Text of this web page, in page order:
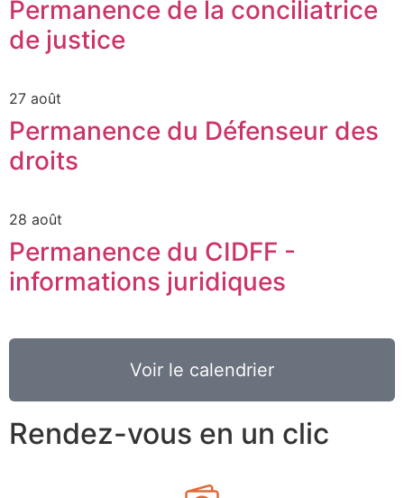
Permanence de la conciliatrice
de justice
27 août
Permanence du Défenseur des
droits
28 août
Permanence du CIDFF -
informations juridiques
Voir le calendrier
Rendez-vous en un clic